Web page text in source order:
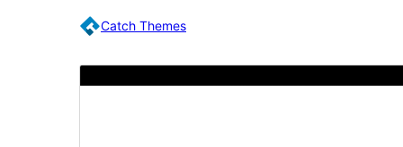
Catch Themes